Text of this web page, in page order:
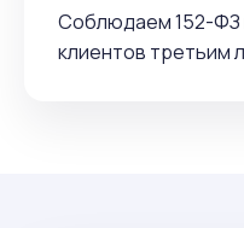
Соблюдаем 152-ФЗ
клиентов третьим